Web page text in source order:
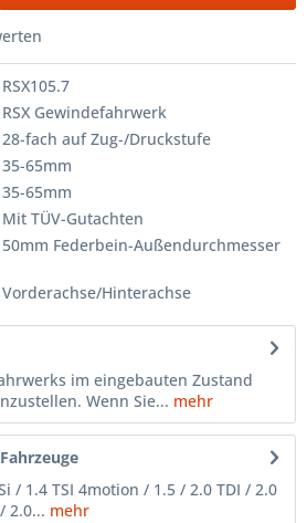
RSX105.7
RSX Gewindefahrwerk
28-fach auf Zug-/Druckstufe
35-65mm
35-65mm
Mit TÜV-Gutachten
50mm Federbein-Außendurchmesser
Vorderachse/Hinterachse
im eingebauten Zustand
Wenn Sie... mehr
/ 1.4 TSI 4motion / 1.5 / 2.0 TDI / 2.0
2.0... mehr